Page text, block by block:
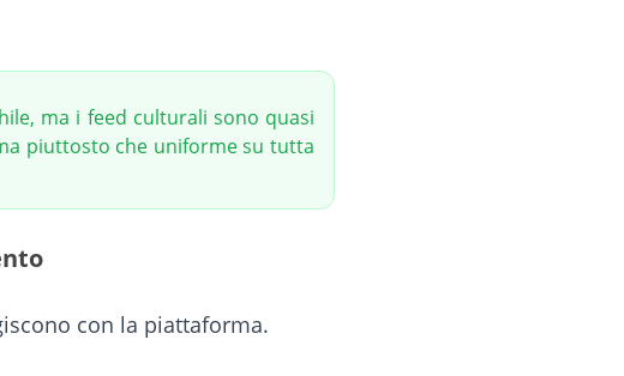
ma i feed culturali sono quasi
piuttosto che uniforme su tutta
con la piattaforma.